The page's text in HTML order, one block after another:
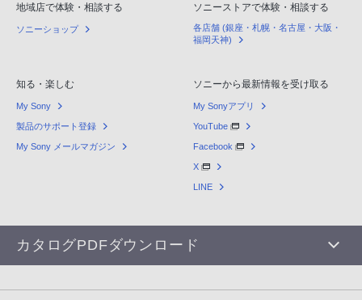
地域店で体験・相談する
ソニーショップ
ソニーストアで体験・相談する
各店舗 (銀座・札幌・名古屋・大阪・
福岡天神)
知る・楽しむ
My Sony
製品のサポート登録
My Sony メールマガジン
ソニーから最新情報を受け取る
My Sonyアプリ
YouTube
Facebook
X
LINE
カタログPDFダウンロード